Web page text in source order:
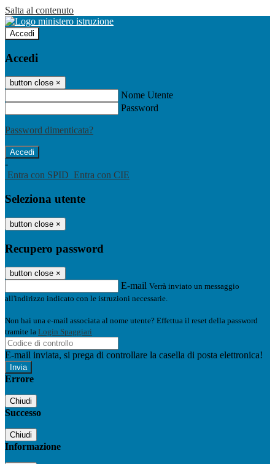
Salta al contenuto
Accedi
Accedi
button close ×
Nome Utente
Password
Password dimenticata?
-
Entra con SPID Entra con CIE
Seleziona utente
button close ×
Recupero password
button close ×
E-mail Verrà inviato un messaggio
all'indirizzo indicato con le istruzioni necessarie.
Non hai una e-mail associata al nome utente? Effettua il reset della password
tramite la Login Spaggiari
E-mail inviata, si prega di controllare la casella di posta elettronica!
Errore
Chiudi
Successo
Chiudi
Informazione